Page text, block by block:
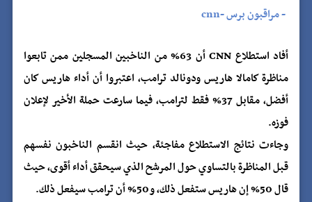
-مراقبون برس -cnn
أفاد استطلاع CNN أن 63% من الناخبين المسجلين ممن تابعوا
مناظرة كامالا هاريس ودونالد ترامب، اعتبروا أن أداء هاريس كان
أفضل، مقابل 37% فقط لترامب، فيما سارعت حملة الأخير لإعلان
فوزه.
وجاءت نتائج الاستطلاع مفاجئة، حيث انقسم الناخبون نفسهم
قبل المناظرة بالتساوي حول المرشح الذي سيحقق أداء أقوى، حيث
قال 50% إن هاريس ستفعل ذلك، و50% أن ترامب سيفعل ذلك.